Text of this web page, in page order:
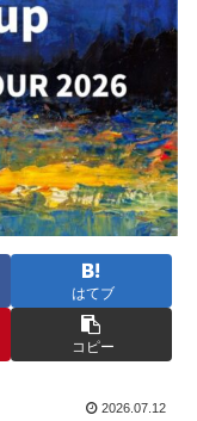
はてブ
コピー
2026.07.12